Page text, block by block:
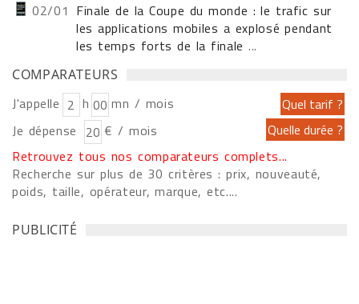
02/01 Finale de la Coupe du monde : le trafic sur
les applications mobiles a explosé pendant
les temps forts de la finale ...
COMPARATEURS
J'appelle h
mn / mois
Je dépense
€ / mois
Retrouvez tous nos comparateurs complets...
Recherche sur plus de 30 critères : prix, nouveauté,
poids, taille, opérateur, marque, etc....
PUBLICITÉ